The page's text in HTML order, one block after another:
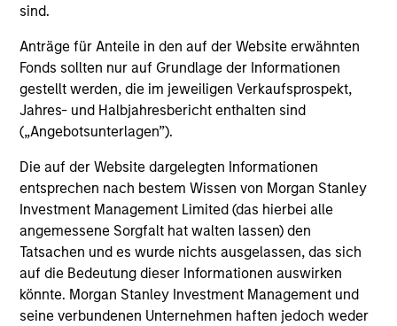
sind.
Anträge für Anteile in den auf der Website erwähnten
Fonds sollten nur auf Grundlage der Informationen
gestellt werden, die im jeweiligen Verkaufsprospekt,
Jahres- und Halbjahresbericht enthalten sind
(„Angebotsunterlagen”).
Die auf der Website dargelegten Informationen
entsprechen nach bestem Wissen von Morgan Stanley
Investment Management Limited (das hierbei alle
angemessene Sorgfalt hat walten lassen) den
Tatsachen und es wurde nichts ausgelassen, das sich
auf die Bedeutung dieser Informationen auswirken
könnte. Morgan Stanley Investment Management und
seine verbundenen Unternehmen haften jedoch weder
Investment solutions
Strategies to meet a range of investor
cash-management needs – from liquidity
customized solutions.